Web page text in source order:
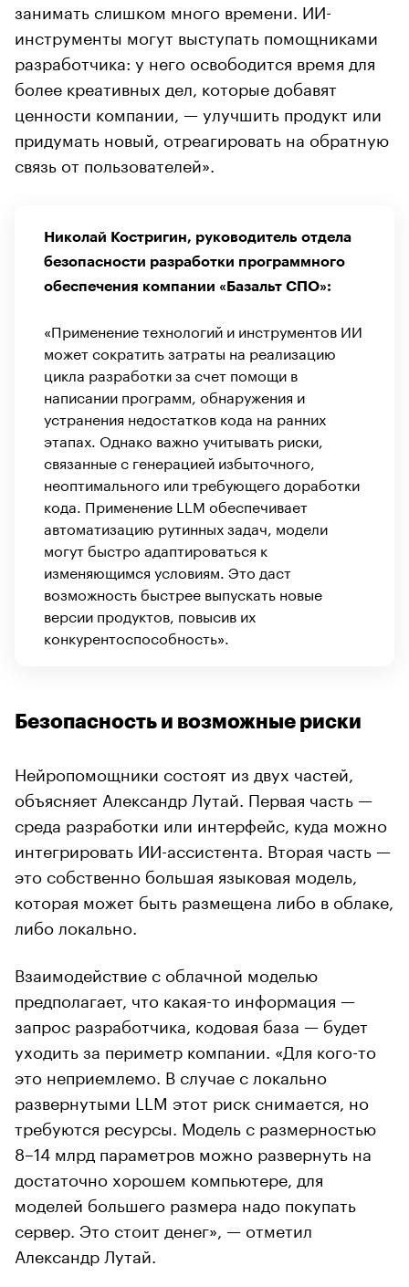
занимать слишком много времени. ИИ-
инструменты могут выступать помощниками
разработчика: у него освободится время для
более креативных дел, которые добавят
ценности компании, — улучшить продукт или
придумать новый, отреагировать на обратную
связь от пользователей».
Николай Костригин, руководитель отдела
безопасности разработки программного
обеспечения компании «Базальт СПО»:
«Применение технологий и инструментов ИИ
может сократить затраты на реализацию
цикла разработки за счет помощи в
написании программ, обнаружения и
устранения недостатков кода на ранних
этапах. Однако важно учитывать риски,
связанные с генерацией избыточного,
неоптимального или требующего доработки
кода. Применение LLM обеспечивает
автоматизацию рутинных задач, модели
могут быстро адаптироваться к
изменяющимся условиям. Это даст
возможность быстрее выпускать новые
версии продуктов, повысив их
конкурентоспособность».
Безопасность и возможные риски
Нейропомощники состоят из двух частей,
объясняет Александр Лутай. Первая часть —
среда разработки или интерфейс, куда можно
интегрировать ИИ-ассистента. Вторая часть —
это собственно большая языковая модель,
которая может быть размещена либо в облаке,
либо локально.
Взаимодействие с облачной моделью
предполагает, что какая-то информация —
запрос разработчика, кодовая база — будет
уходить за периметр компании. «Для кого-то
это неприемлемо. В случае с локально
развернутыми LLM этот риск снимается, но
требуются ресурсы. Модель с размерностью
8–14 млрд параметров можно развернуть на
достаточно хорошем компьютере, для
моделей большего размера надо покупать
сервер. Это стоит денег», — отметил
Александр Лутай.